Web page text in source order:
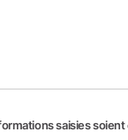
saisies